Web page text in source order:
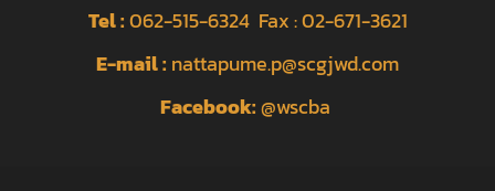
Tel :062-515-6324 Fax : 02-671-3621
E-mail : nattapume.p@scgjwd.com
Facebook:@wscba